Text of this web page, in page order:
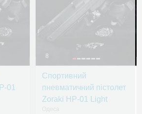
01
8
Спортивний
пневматичний пістолет
Zoraki HP-01 Light